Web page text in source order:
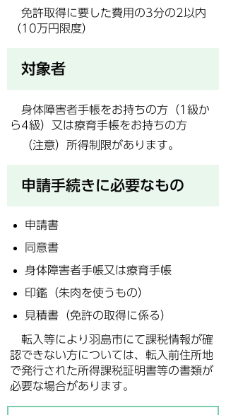
免許取得に要した費用の3分の2以内
（10万円限度）
対象者
身体障害者手帳をお持ちの方（1級か
ら4級）又は療育手帳をお持ちの方
（注意）所得制限があります。
申請手続きに必要なもの
申請書
同意書
身体障害者手帳又は療育手帳
印鑑（朱肉を使うもの）
見積書（免許の取得に係る）
転入等により羽島市にて課税情報が確
認できない方については、転入前住所地
で発行された所得課税証明書等の書類が
必要な場合があります。